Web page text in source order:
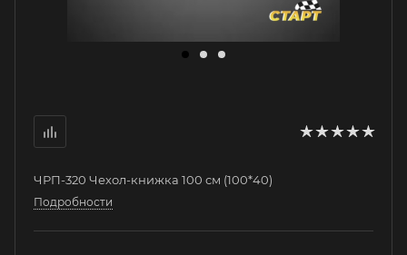
ЧРП-320 Чехол-книжка 100 см (100*40)
Подробности